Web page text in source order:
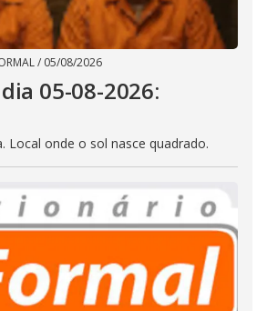
/ 05/08/2026
05-08-2026:
Local onde o sol nasce quadrado.